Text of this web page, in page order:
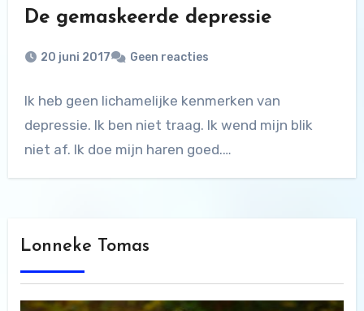
De gemaskeerde depressie
20 juni 2017 Geen reacties
Ik heb geen lichamelijke kenmerken van
depressie. Ik ben niet traag. Ik wend mijn blik
niet af. Ik doe mijn haren goed.…
Lonneke Tomas